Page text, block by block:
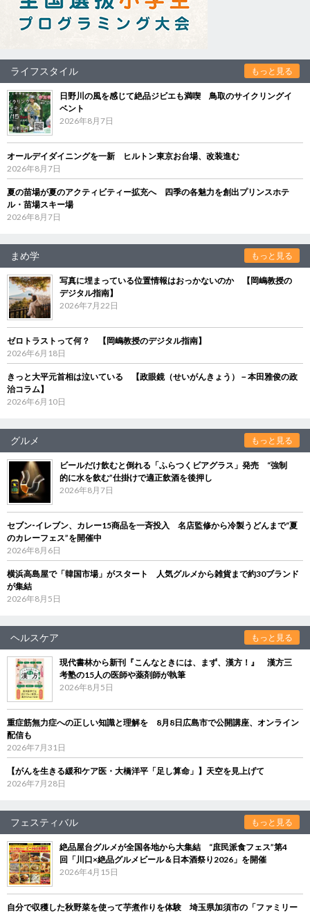
ライフスタイル もっと見る
日野川の風を感じて絶品ジビエも満喫 鳥取のサイクリングイ
ベント
2026年8月7日
オールデイダイニングを一新 ヒルトン東京お台場、改装進む
2026年8月7日
夏の苗場が夏のアクティビティー拡充へ 四季の各魅力を創出プリンスホテ
ル・苗場スキー場
2026年8月7日
まめ学 もっと見る
写真に埋まっている位置情報はおっかないのか 【岡嶋教授の
デジタル指南】
2026年7月22日
ゼロトラストって何？ 【岡嶋教授のデジタル指南】
2026年6月18日
きっと大平元首相は泣いている 【政眼鏡（せいがんきょう）－本田雅俊の政
治コラム】
2026年6月10日
グルメ もっと見る
ビールだけ飲むと倒れる「ふらつくビアグラス」発売 “強制
的に水を飲む”仕掛けで適正飲酒を後押し
2026年8月7日
セブン‐イレブン、カレー15商品を一斉投入 名店監修から冷製うどんまで“夏
のカレーフェス”を開催中
2026年8月6日
横浜高島屋で「韓国市場」がスタート 人気グルメから雑貨まで約30ブランド
が集結
2026年8月5日
ヘルスケア もっと見る
現代書林から新刊『こんなときには、まず、漢方！』 漢方三
考塾の15人の医師や薬剤師が執筆
2026年8月5日
重症筋無力症への正しい知識と理解を 8月8日広島市で公開講座、オンライン
配信も
2026年7月31日
【がんを生きる緩和ケア医・大橋洋平「足し算命」】天空を見上げて
2026年7月28日
フェスティバル もっと見る
絶品屋台グルメが全国各地から大集結 “庶民派食フェス”第4
回「川口×絶品グルメビール＆日本酒祭り2026」を開催
2026年4月15日
自分で収穫した秋野菜を使って芋煮作りを体験 埼玉県加須市の「ファミリー